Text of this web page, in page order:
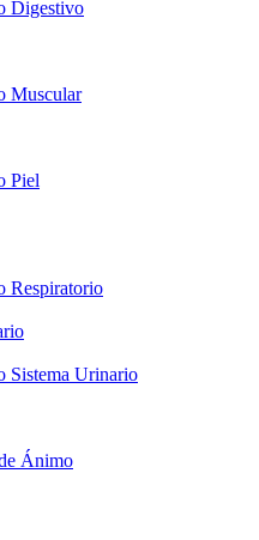
Digestivo
Muscular
Piel
Respiratorio
Sistema Urinario
Ánimo